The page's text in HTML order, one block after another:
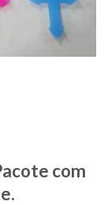
com